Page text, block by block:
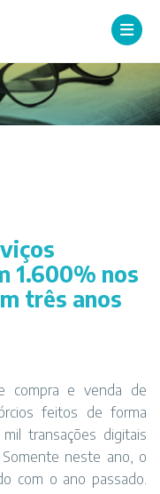
1.600% nos
três anos
compra e venda de
feitos de forma
transações digitais
neste ano, o
com o ano passado.